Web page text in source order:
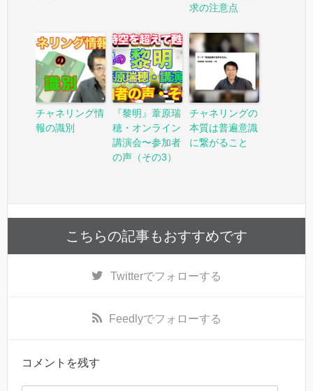
求の注意点
チャネリング情
報の識別
『黎明』葦原瑞
穂・オンライン
講演会〜参加者
の声（その3）
チャネリングの
本質は普遍意識
に繋がること
こちらの記事もおすすめです
Twitterでフォローする
Feedlyでフォローする
コメントを残す